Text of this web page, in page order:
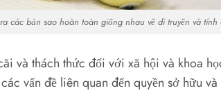
các bản sao hoàn toàn giống nhau về di truyền và tính
và thách thức đối với xã hội và khoa
vấn đề liên quan đến quyền sở hữu và